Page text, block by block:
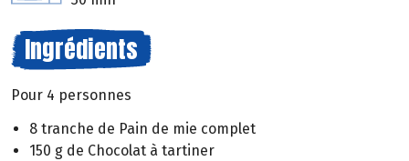
Ingrédients
Pour 4 personnes
8 tranche de Pain de mie complet
150 g de Chocolat à tartiner